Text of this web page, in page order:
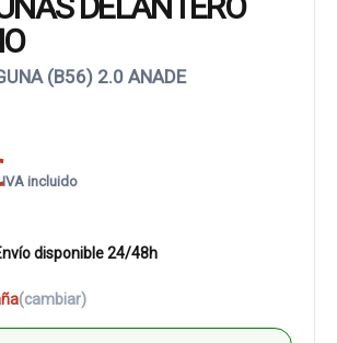
(B56) 2.0 ANADE
IVA incluido
disponible 24/48h
(cambiar)